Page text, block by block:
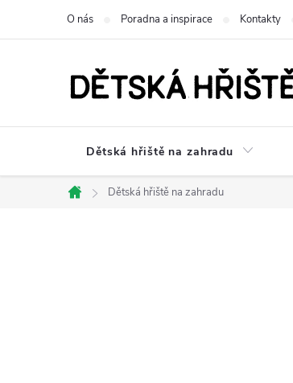
O nás Poradna a inspirace Kontakty
Dětská hřiště na zahradu
Domů
Dětská hřiště na zahradu